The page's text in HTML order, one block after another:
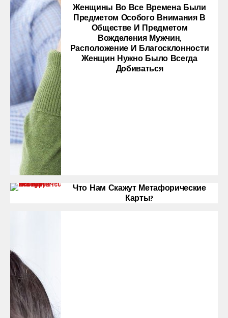
Женщины Во Все Времена Были
Предметом Особого Внимания В
Обществе И Предметом
Вожделения Мужчин,
Расположение И Благосклонности
Женщин Нужно Было Всегда
Добиваться
Что Нам Скажут Метафорические
Карты?